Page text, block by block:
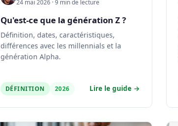
24 mai 2026 · 9 min de lecture
Qu'est-ce que la génération Z ?
Définition, dates, caractéristiques,
différences avec les millennials et la
génération Alpha.
DÉFINITION 2026 Lire le guide →